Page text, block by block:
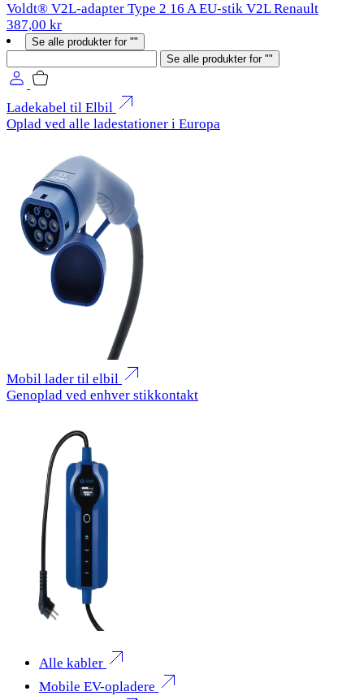
Voldt® V2L-adapter Type 2 16 A EU-stik V2L Renault
387,00 kr
Se alle produkter for ""
Se alle produkter for ""
Ladekabel til Elbil
Oplad ved alle ladestationer i Europa
Mobil lader til elbil
Genoplad ved enhver stikkontakt
Alle kabler
Mobile EV-opladere